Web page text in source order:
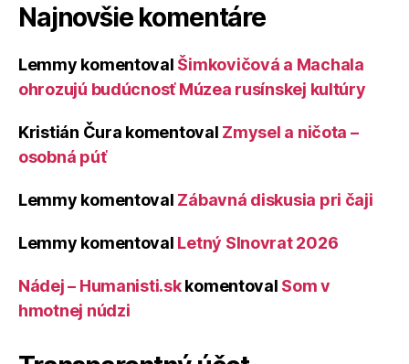
Najnovšie komentáre
Lemmy komentoval Šimkovičová a Machala
ohrozujú budúcnosť Múzea rusínskej kultúry
Kristián Čura komentoval Zmysel a ničota –
osobná púť
Lemmy komentoval Zábavná diskusia pri čaji
Lemmy komentoval Letný Slnovrat 2026
Nádej – Humanisti.skkomentoval Som v
hmotnej núdzi